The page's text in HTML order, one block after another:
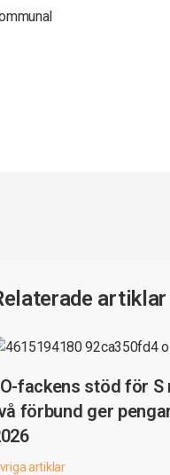
artiklar
fackens stöd för S
förbund ger
artiklar